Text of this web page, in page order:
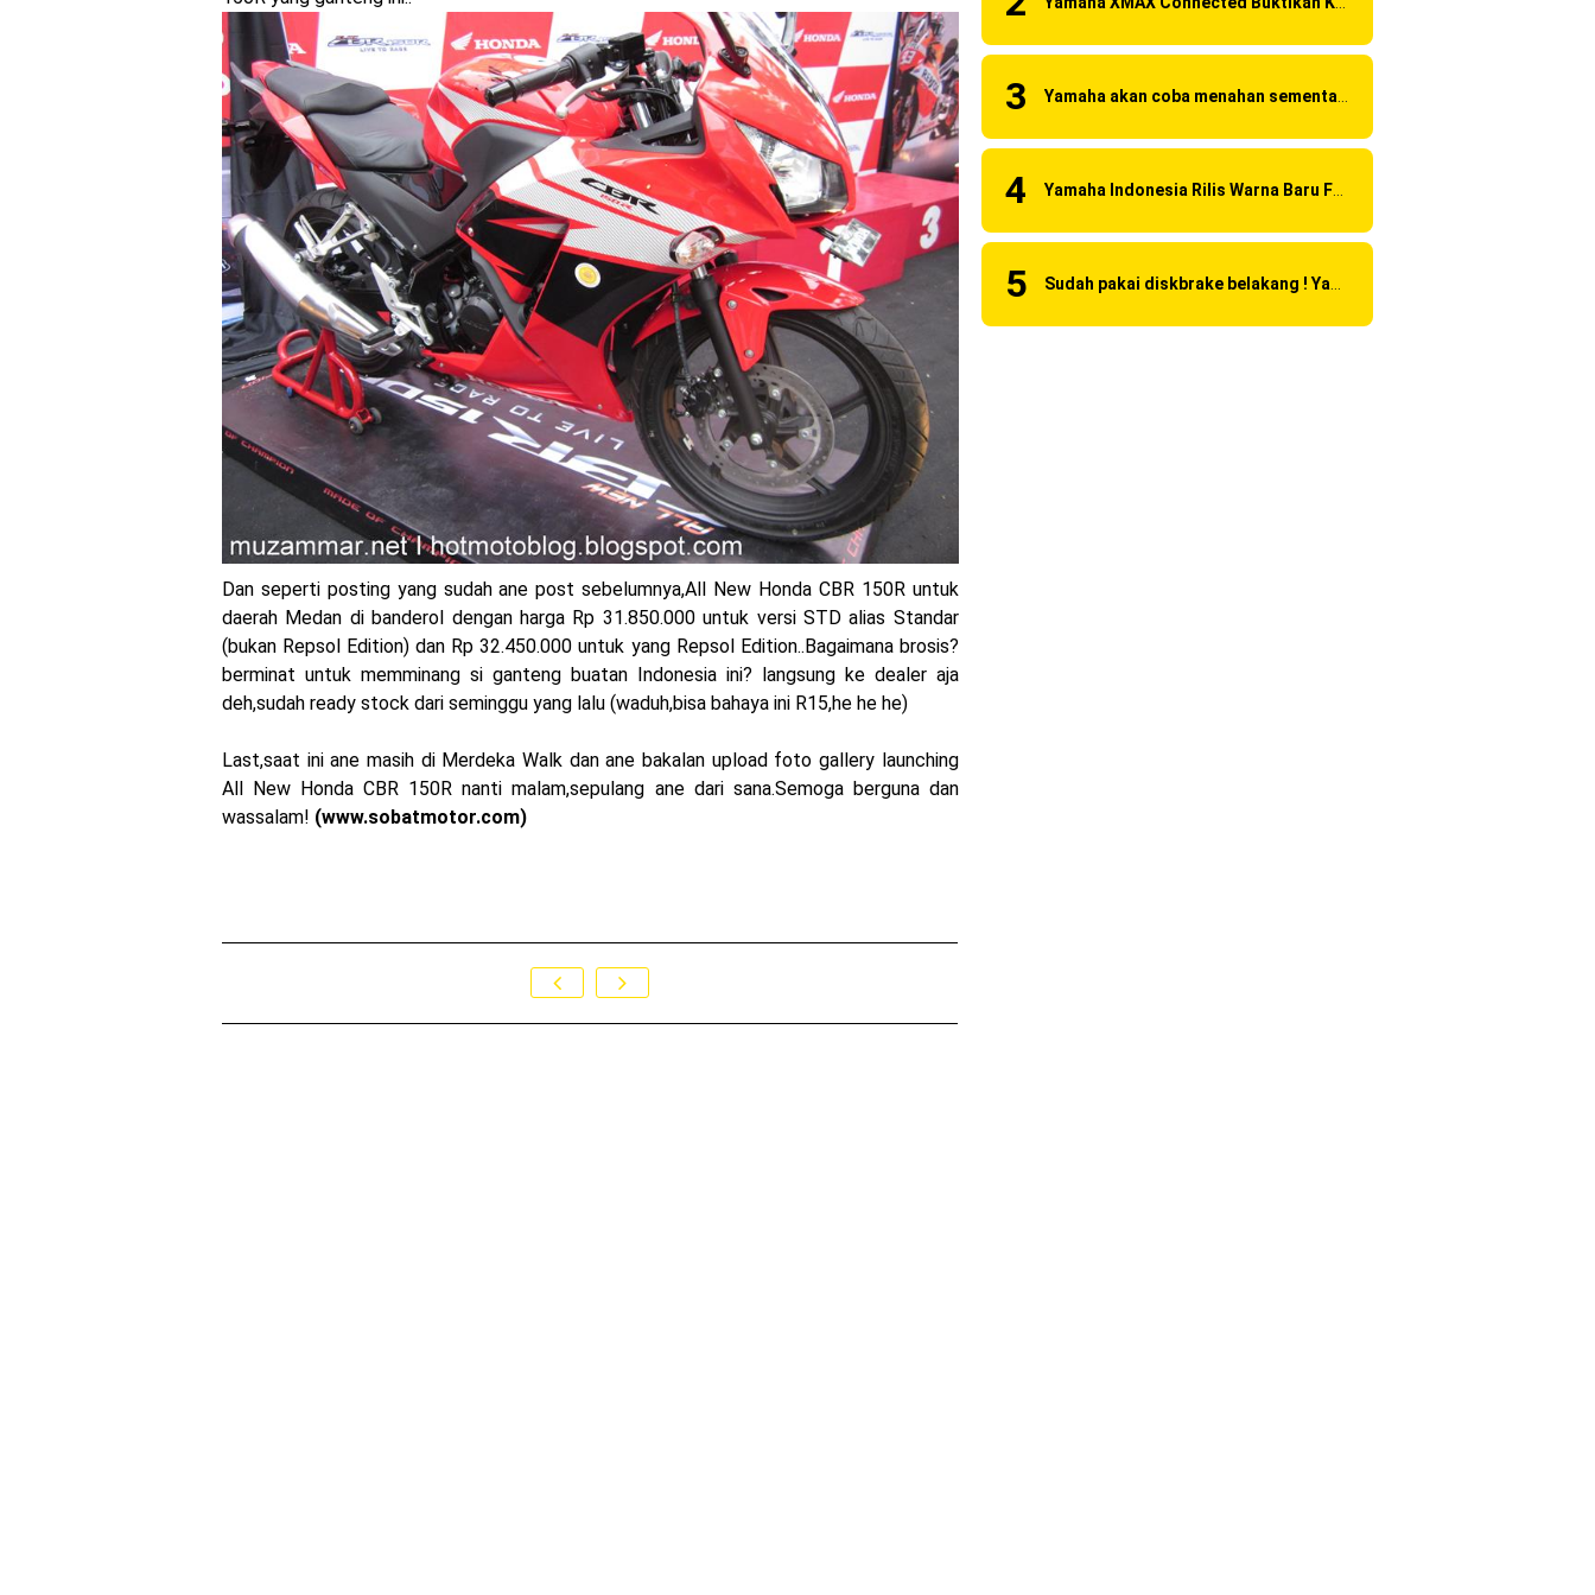
Event Customaxi & Yard Built 2023 Resmi Dimulai !
Kawasaki Indonesia resmi merilis KLE500 dan KLE500 SE model year 2026 !
Yamaha Indonesia resmi merilis XMAX 250 model 2025 dengan fitur Electric Visor !
Viral Puluhan Yamaha Nmax Neo 155 di lelang 15 Jutaan dikota Medan, kok bisa ?
Yamaha Indonesia Technician Grand Prix 2025 di menangkan oleh Robet B Simanullang dari kota
Medan !
Dan seperti posting yang sudah ane post sebelumnya,All New Honda CBR 150R untuk
daerah Medan di banderol dengan harga Rp 31.850.000 untuk versi STD alias Standar
(bukan Repsol Edition) dan Rp 32.450.000 untuk yang Repsol Edition..Bagaimana brosis?
berminat untuk memminang si ganteng buatan Indonesia ini? langsung ke dealer aja
deh,sudah ready stock dari seminggu yang lalu (waduh,bisa bahaya ini R15,he he he)
Last,saat ini ane masih di Merdeka Walk dan ane bakalan upload foto gallery launching
All New Honda CBR 150R nanti malam,sepulang ane dari sana.Semoga berguna dan
wassalam! (www.sobatmotor.com)